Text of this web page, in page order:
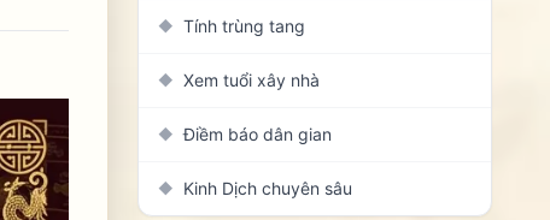
◆ Tính trùng tang
◆ Xem tuổi xây nhà
◆ Điềm báo dân gian
◆ Kinh Dịch chuyên sâu